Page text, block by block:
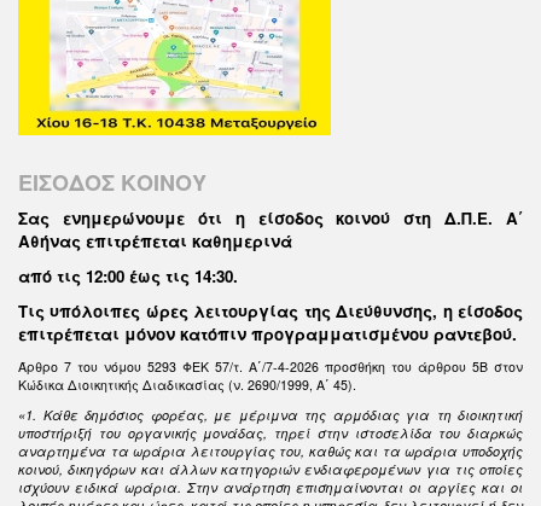
ΕΙΣΟΔΟΣ ΚΟΙΝΟΥ
Σας ενημερώνουμε ότι η είσοδος κοινού στη Δ.Π.Ε. Α΄
Αθήνας επιτρέπεται καθημερινά
από τις 12:00 έως τις 14:30.
Τις υπόλοιπες ώρες λειτουργίας της Διεύθυνσης, η είσοδος
επιτρέπεται μόνον κατόπιν προγραμματισμένου ραντεβού.
Άρθρο 7 του νόμου 5293 ΦΕΚ 57/τ. Α΄/7-4-2026 προσθήκη του άρθρου 5Β στον
Κώδικα Διοικητικής Διαδικασίας (ν. 2690/1999, Α΄ 45).
«1. Κάθε δημόσιος φορέας, με μέριμνα της αρμόδιας για τη διοικητική
υποστήριξή του οργανικής μονάδας, τηρεί στην ιστοσελίδα του διαρκώς
αναρτημένα τα ωράρια λειτουργίας του, καθώς και τα ωράρια υποδοχής
κοινού, δικηγόρων και άλλων κατηγοριών ενδιαφερομένων για τις οποίες
ισχύουν ειδικά ωράρια. Στην ανάρτηση επισημαίνονται οι αργίες και οι